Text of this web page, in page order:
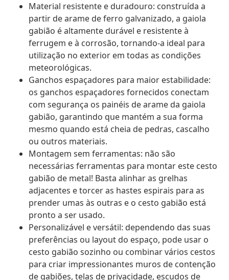
Material resistente e duradouro: construída a
partir de arame de ferro galvanizado, a gaiola
gabião é altamente durável e resistente à
ferrugem e à corrosão, tornando-a ideal para
utilização no exterior em todas as condições
meteorológicas.
Ganchos espaçadores para maior estabilidade:
os ganchos espaçadores fornecidos conectam
com segurança os painéis de arame da gaiola
gabião, garantindo que mantém a sua forma
mesmo quando está cheia de pedras, cascalho
ou outros materiais.
Montagem sem ferramentas: não são
necessárias ferramentas para montar este cesto
gabião de metal! Basta alinhar as grelhas
adjacentes e torcer as hastes espirais para as
prender umas às outras e o cesto gabião está
pronto a ser usado.
Personalizável e versátil: dependendo das suas
preferências ou layout do espaço, pode usar o
cesto gabião sozinho ou combinar vários cestos
para criar impressionantes muros de contenção
de gabiões, telas de privacidade, escudos de